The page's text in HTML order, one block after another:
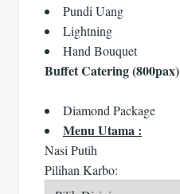
Pundi Uang
Lightning
Hand Bouquet
Buffet Catering (800pax)
Diamond Package
Menu Utama :
Nasi Putih
Pilihan Karbo: